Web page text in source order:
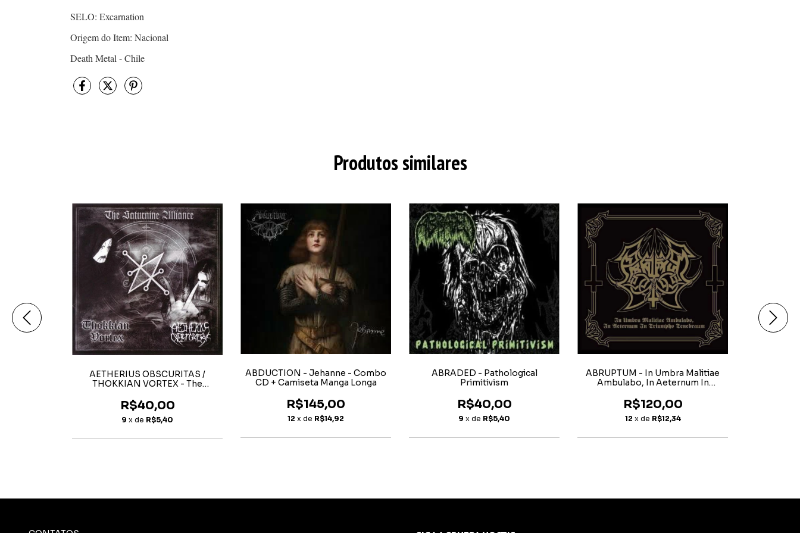
SELO: Excarnation
Origem do Item: Nacional
Death Metal - Chile
Produtos similares
AETHERIUS OBSCURITAS /
THOKKIAN VORTEX - The
R$40,00
9 x de R$5,40
ABDUCTION - Jehanne - Combo
CD + Camiseta Manga Longa
R$145,00
12 x de R$14,92
ABRADED - Pathological
Primitivism
R$40,00
9 x de R$5,40
ABRUPTUM - In Umbra Malitiae
Ambulabo, In Aeternum In
R$120,00
12 x de R$12,34